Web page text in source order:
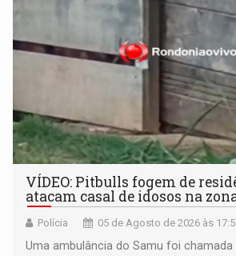
VÍDEO: Pitbulls fogem de
atacam casal de idosos na
Polícia 05 de Agosto de 2026 às
Uma ambulância do Samu foi chamada